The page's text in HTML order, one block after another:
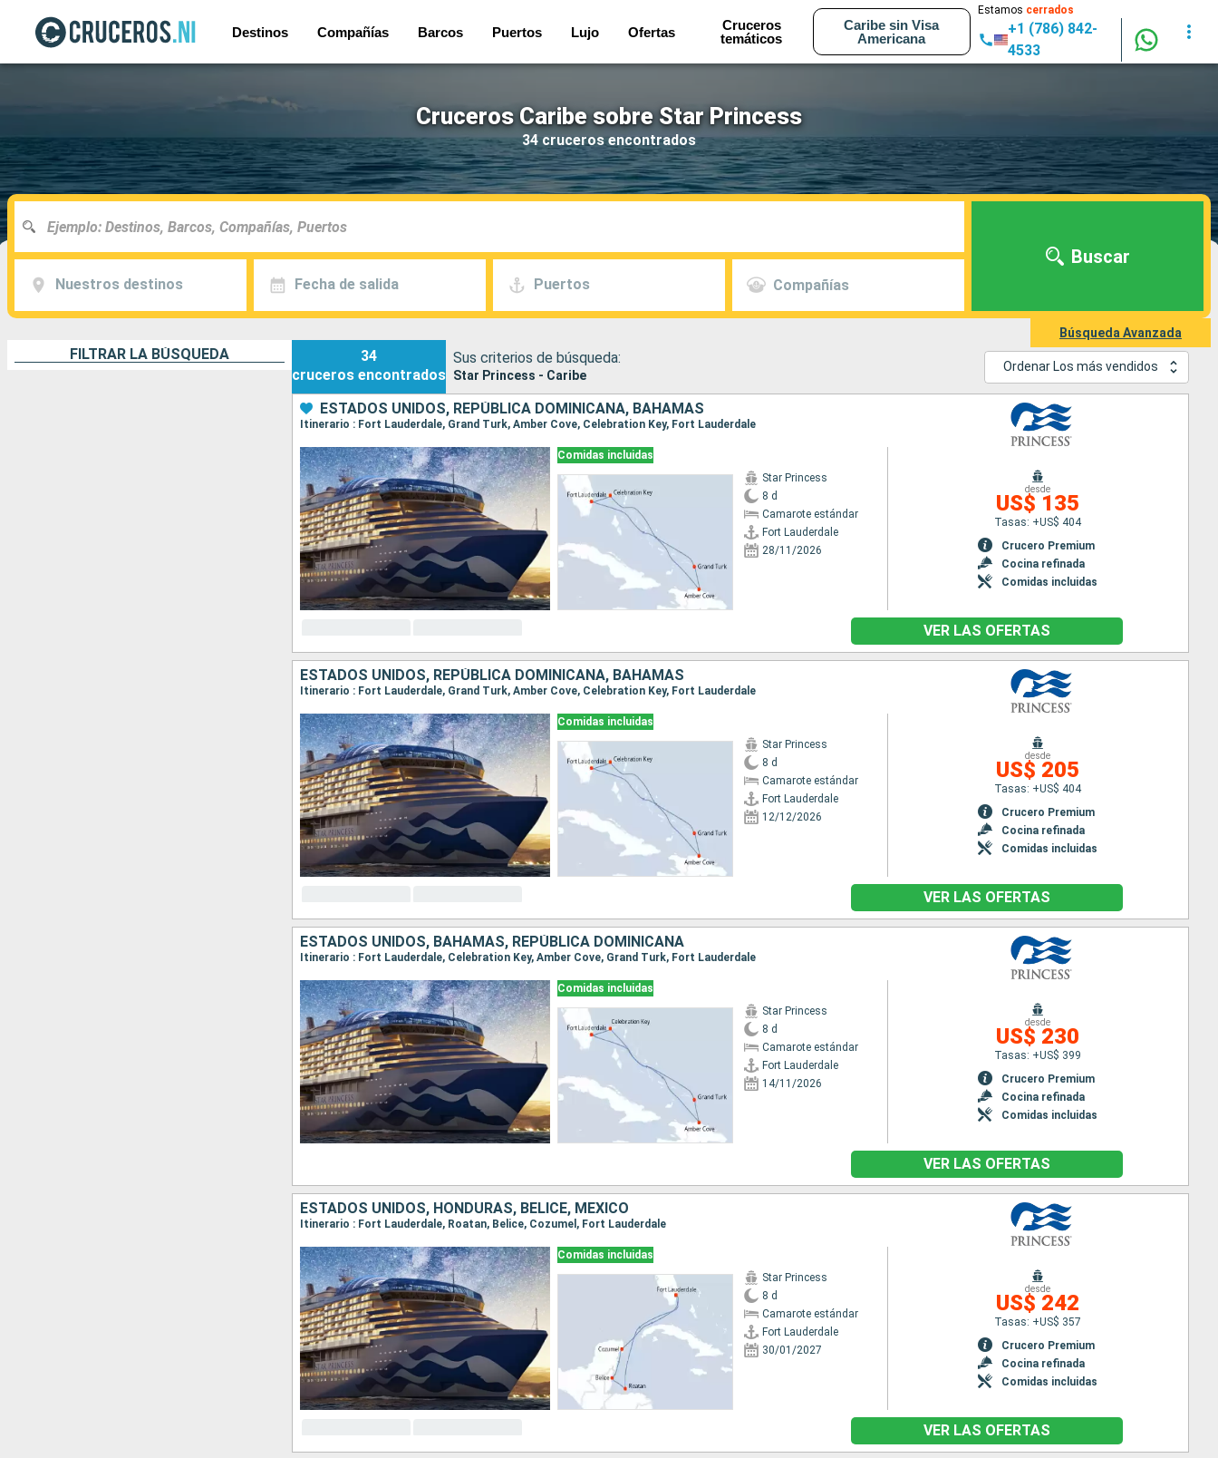
Destinos Compañías Barcos Puertos Lujo Ofertas
Cruceros
temáticos
Caribe sin Visa
Americana
Estamos cerrados
+1 (786) 842-
4533
Cruceros Caribe sobre Star Princess
34 cruceros encontrados
Nuestros destinos Fecha de salida Puertos Compañías
Buscar
Búsqueda Avanzada
FILTRAR LA BÚSQUEDA
34
cruceros encontrados
Sus criterios de búsqueda:
Star Princess - Caribe
Ordenar Los más vendidos
ESTADOS UNIDOS, REPÚBLICA DOMINICANA, BAHAMAS
Itinerario : Fort Lauderdale, Grand Turk, Amber Cove, Celebration Key, Fort Lauderdale
Comidas incluidas
Star Princess
8 d
Camarote estándar
Fort Lauderdale
28/11/2026
desde
US$ 135
Tasas: +US$ 404
Crucero Premium
Cocina refinada
Comidas incluidas
VER LAS OFERTAS
ESTADOS UNIDOS, REPÚBLICA DOMINICANA, BAHAMAS
Itinerario : Fort Lauderdale, Grand Turk, Amber Cove, Celebration Key, Fort Lauderdale
Comidas incluidas
Star Princess
8 d
Camarote estándar
Fort Lauderdale
12/12/2026
desde
US$ 205
Tasas: +US$ 404
Crucero Premium
Cocina refinada
Comidas incluidas
VER LAS OFERTAS
ESTADOS UNIDOS, BAHAMAS, REPÚBLICA DOMINICANA
Itinerario : Fort Lauderdale, Celebration Key, Amber Cove, Grand Turk, Fort Lauderdale
Comidas incluidas
Star Princess
8 d
Camarote estándar
Fort Lauderdale
14/11/2026
desde
US$ 230
Tasas: +US$ 399
Crucero Premium
Cocina refinada
Comidas incluidas
VER LAS OFERTAS
ESTADOS UNIDOS, HONDURAS, BELICE, MÉXICO
Itinerario : Fort Lauderdale, Roatan, Belice, Cozumel, Fort Lauderdale
Comidas incluidas
Star Princess
8 d
Camarote estándar
Fort Lauderdale
30/01/2027
desde
US$ 242
Tasas: +US$ 357
Crucero Premium
Cocina refinada
Comidas incluidas
VER LAS OFERTAS